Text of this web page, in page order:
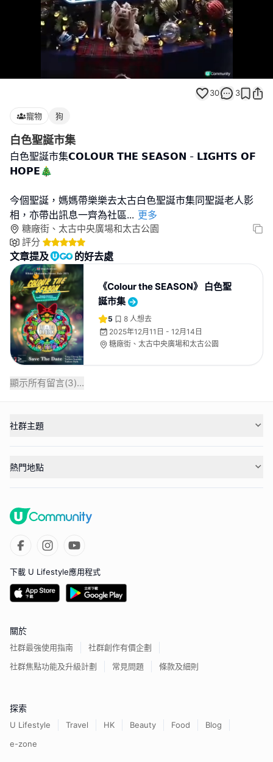
100.00%
30 3
寵物 狗
白色聖誕市集
白色聖誕市集𝗖𝗢𝗟𝗢𝗨𝗥 𝗧𝗛𝗘 𝗦𝗘𝗔𝗦𝗢𝗡 - 𝗟𝗜𝗚𝗛𝗧𝗦 𝗢𝗙
𝗛𝗢𝗣𝗘🎄
今個聖誕，媽媽帶樂樂去太古白色聖誕市集同聖誕老人影
相，亦帶出訊息一齊為社區... 更多
糖廠街、太古中央廣場和太古公園
評分
文章提及 的好去處
《Colour the SEASON》 白色聖
誕市集
5 8 人想去
2025年12月11日 - 12月14日
糖廠街、太古中央廣場和太古公園
顯示所有留言(3)...
社群主題
熱門地點
下載 U Lifestyle應用程式
關於
社群最強使用指南
社群創作有價企劃
社群焦點功能及升級計劃
常見問題 條款及細則
探索
U Lifestyle Travel HK Beauty Food
Blog
e-zone